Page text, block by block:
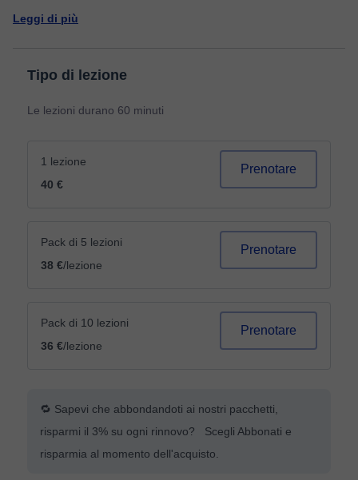
Leggi di più
Tipo di lezione
Le lezioni durano 60 minuti
1 lezione
40 €
Prenotare
Pack di 5 lezioni
38 €/lezione
Prenotare
Pack di 10 lezioni
36 €/lezione
Prenotare
🔁 Sapevi che abbondandoti ai nostri pacchetti,
risparmi il 3% su ogni rinnovo? Scegli Abbonati e
risparmia al momento dell'acquisto.